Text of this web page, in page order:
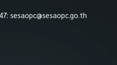
sesaopc@sesaopc.go.th